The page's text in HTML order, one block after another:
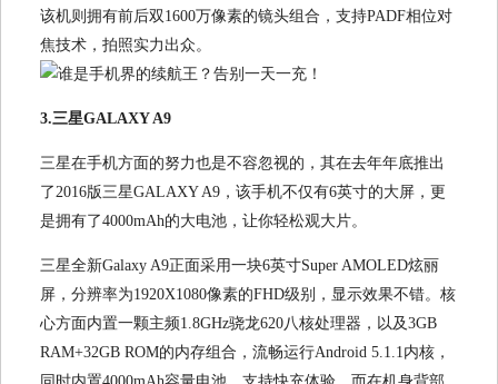
该机则拥有前后双1600万像素的镜头组合，支持PADF相位对
焦技术，拍照实力出众。
3.三星GALAXY A9
三星在手机方面的努力也是不容忽视的，其在去年年底推出
了2016版三星GALAXY A9，该手机不仅有6英寸的大屏，更
是拥有了4000mAh的大电池，让你轻松观大片。
三星全新Galaxy A9正面采用一块6英寸Super AMOLED炫丽
屏，分辨率为1920X1080像素的FHD级别，显示效果不错。核
心方面内置一颗主频1.8GHz骁龙620八核处理器，以及3GB
RAM+32GB ROM的内存组合，流畅运行Android 5.1.1内核，